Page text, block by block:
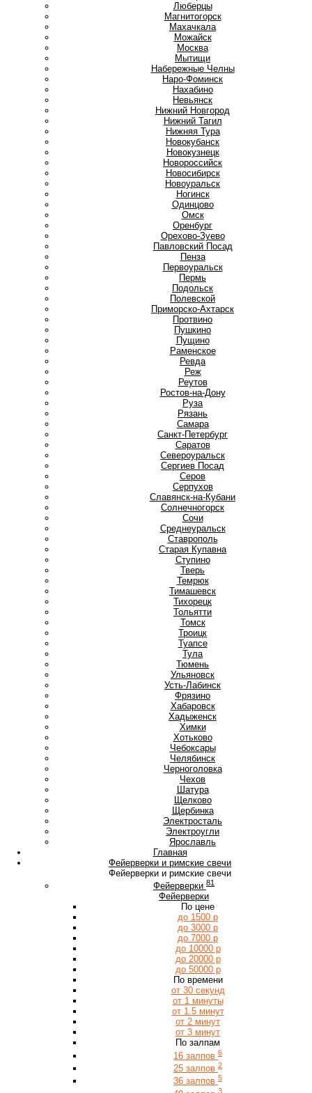
Люберцы
Магнитогорск
Махачкала
Можайск
Москва
Мытищи
Набережные Челны
Наро-Фоминск
Нахабино
Невьянск
Нижний Новгород
Нижний Тагил
Нижняя Тура
Новокубанск
Новокузнецк
Новороссийск
Новосибирск
Новоуральск
Ногинск
Одинцово
Омск
Оренбург
Орехово-Зуево
Павловский Посад
Пенза
Первоуральск
Пермь
Подольск
Полевской
Приморско-Ахтарск
Протвино
Пушкино
Пущино
Раменское
Ревда
Реж
Реутов
Ростов-на-Дону
Руза
Рязань
Самара
Санкт-Петербург
Саратов
Североуральск
Сергиев Посад
Серов
Серпухов
Славянск-на-Кубани
Солнечногорск
Сочи
Среднеуральск
Ставрополь
Старая Купавна
Ступино
Тверь
Темрюк
Тимашевск
Тихорецк
Тольятти
Томск
Троицк
Туапсе
Тула
Тюмень
Ульяновск
Усть-Лабинск
Фрязино
Хабаровск
Хадыженск
Химки
Хотьково
Чебоксары
Челябинск
Черноголовка
Чехов
Шатура
Щелково
Щербинка
Электросталь
Электроугли
Ярославль
Главная
Фейерверки и римские свечи
Фейерверки и римские свечи
Фейерверки 81
Фейерверки
По цене
до 1500 р
до 3000 р
до 7000 р
до 10000 р
до 20000 р
до 50000 р
По времени
от 30 секунд
от 1 минуты
от 1.5 минут
от 2 минут
от 3 минут
По залпам
16 залпов 6
25 залпов 2
36 залпов 5
3